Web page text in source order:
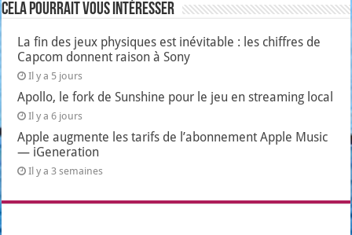
Cela pourrait vous intéresser
La fin des jeux physiques est inévitable : les chiffres de
Capcom donnent raison à Sony
Il y a 5 jours
Apollo, le fork de Sunshine pour le jeu en streaming local
Il y a 6 jours
Apple augmente les tarifs de l’abonnement Apple Music
— iGeneration
Il y a 3 semaines